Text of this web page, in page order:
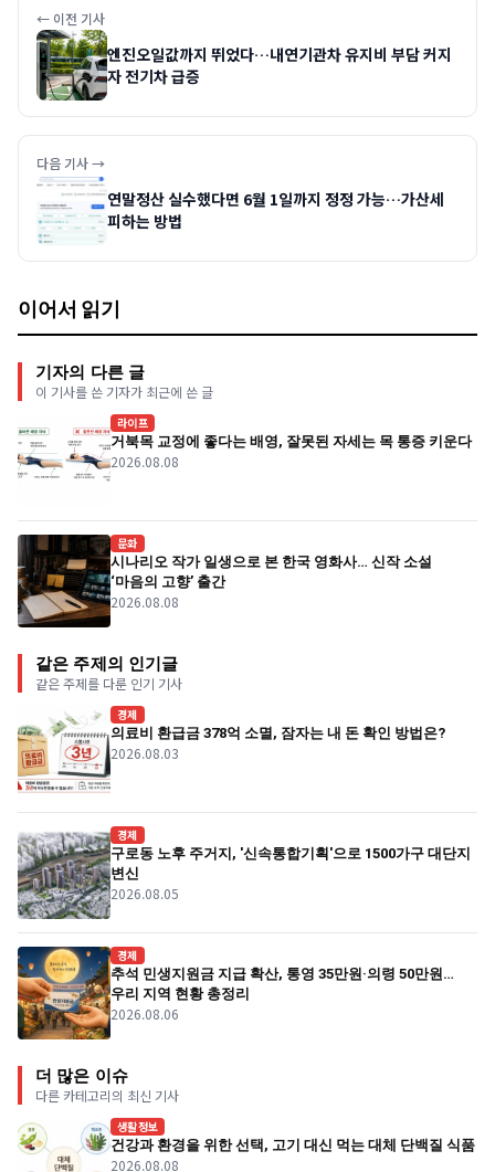
← 이전 기사
엔진오일값까지 뛰었다…내연기관차 유지비 부담 커지
자 전기차 급증
다음 기사 →
연말정산 실수했다면 6월 1일까지 정정 가능…가산세
피하는 방법
이어서 읽기
기자의 다른 글
이 기사를 쓴 기자가 최근에 쓴 글
라이프
거북목 교정에 좋다는 배영, 잘못된 자세는 목 통증 키운다
2026.08.08
문화
시나리오 작가 일생으로 본 한국 영화사… 신작 소설
‘마음의 고향’ 출간
2026.08.08
같은 주제의 인기글
같은 주제를 다룬 인기 기사
경제
의료비 환급금 378억 소멸, 잠자는 내 돈 확인 방법은?
2026.08.03
경제
구로동 노후 주거지, '신속통합기획'으로 1500가구 대단지
변신
2026.08.05
경제
추석 민생지원금 지급 확산, 통영 35만원·의령 50만원…
우리 지역 현황 총정리
2026.08.06
더 많은 이슈
다른 카테고리의 최신 기사
생활정보
건강과 환경을 위한 선택, 고기 대신 먹는 대체 단백질 식품
2026.08.08